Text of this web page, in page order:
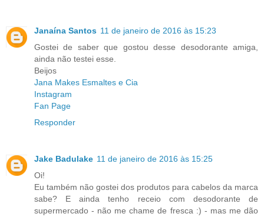
Janaína Santos 11 de janeiro de 2016 às 15:23
Gostei de saber que gostou desse desodorante amiga,
ainda não testei esse.
Beijos
Jana Makes Esmaltes e Cia
Instagram
Fan Page
Responder
Jake Badulake 11 de janeiro de 2016 às 15:25
Oi!
Eu também não gostei dos produtos para cabelos da marca
sabe? E ainda tenho receio com desodorante de
supermercado - não me chame de fresca :) - mas me dão